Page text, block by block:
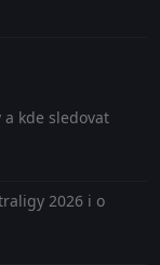
a kde sledovat
2026 i o